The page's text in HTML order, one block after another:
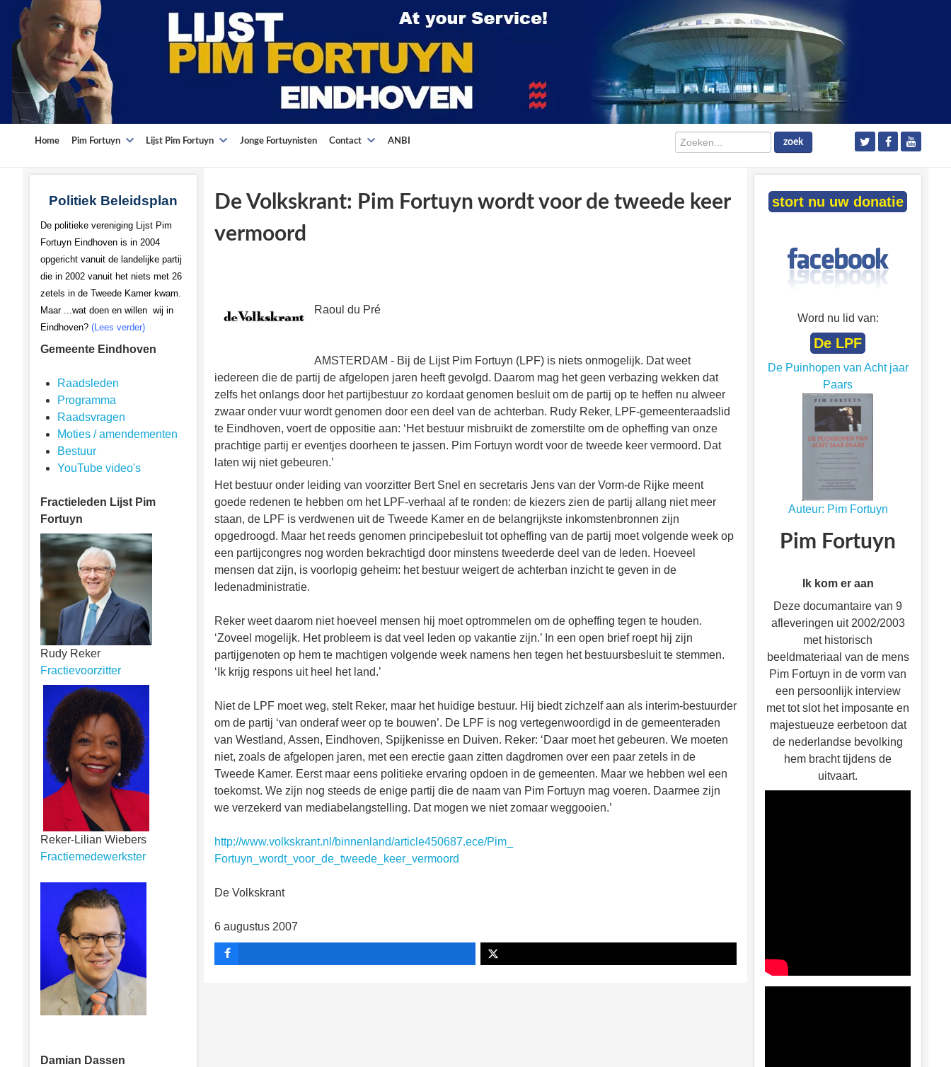
Home Pim Fortuyn Lijst Pim Fortuyn Jonge Fortuynisten Contact ANBI Zoeken... zoek
Politiek Beleidsplan
De politieke vereniging Lijst Pim
Fortuyn Eindhoven is in 2004
opgericht vanuit de landelijke partij
die in 2002 vanuit het niets met 26
zetels in de Tweede Kamer kwam.
Maar ...wat doen en willen wij in
Eindhoven? (Lees verder)
Gemeente Eindhoven
Raadsleden
Programma
Raadsvragen
Moties / amendementen
Bestuur
YouTube video's
Fractieleden Lijst Pim
Fortuyn
Rudy Reker
Fractievoorzitter
Reker-Lilian Wiebers
Fractiemedewerkster
Damian Dassen
De Volkskrant: Pim Fortuyn wordt voor de tweede keer
vermoord
Raoul du Pré
AMSTERDAM - Bij de Lijst Pim Fortuyn (LPF) is niets onmogelijk. Dat weet
iedereen die de partij de afgelopen jaren heeft gevolgd. Daarom mag het geen verbazing wekken dat
zelfs het onlangs door het partijbestuur zo kordaat genomen besluit om de partij op te heffen nu alweer
zwaar onder vuur wordt genomen door een deel van de achterban. Rudy Reker, LPF-gemeenteraadslid
te Eindhoven, voert de oppositie aan: ‘Het bestuur misbruikt de zomerstilte om de opheffing van onze
prachtige partij er eventjes doorheen te jassen. Pim Fortuyn wordt voor de tweede keer vermoord. Dat
laten wij niet gebeuren.’
Het bestuur onder leiding van voorzitter Bert Snel en secretaris Jens van der Vorm-de Rijke meent
goede redenen te hebben om het LPF-verhaal af te ronden: de kiezers zien de partij allang niet meer
staan, de LPF is verdwenen uit de Tweede Kamer en de belangrijkste inkomstenbronnen zijn
opgedroogd. Maar het reeds genomen principebesluit tot opheffing van de partij moet volgende week op
een partijcongres nog worden bekrachtigd door minstens tweederde deel van de leden. Hoeveel
mensen dat zijn, is voorlopig geheim: het bestuur weigert de achterban inzicht te geven in de
ledenadministratie.
Reker weet daarom niet hoeveel mensen hij moet optrommelen om de opheffing tegen te houden.
‘Zoveel mogelijk. Het probleem is dat veel leden op vakantie zijn.’ In een open brief roept hij zijn
partijgenoten op hem te machtigen volgende week namens hen tegen het bestuursbesluit te stemmen.
‘Ik krijg respons uit heel het land.’
Niet de LPF moet weg, stelt Reker, maar het huidige bestuur. Hij biedt zichzelf aan als interim-bestuurder
om de partij ‘van onderaf weer op te bouwen’. De LPF is nog vertegenwoordigd in de gemeenteraden
van Westland, Assen, Eindhoven, Spijkenisse en Duiven. Reker: ‘Daar moet het gebeuren. We moeten
niet, zoals de afgelopen jaren, met een erectie gaan zitten dagdromen over een paar zetels in de
Tweede Kamer. Eerst maar eens politieke ervaring opdoen in de gemeenten. Maar we hebben wel een
toekomst. We zijn nog steeds de enige partij die de naam van Pim Fortuyn mag voeren. Daarmee zijn
we verzekerd van mediabelangstelling. Dat mogen we niet zomaar weggooien.’
http://www.volkskrant.nl/binnenland/article450687.ece/Pim_
Fortuyn_wordt_voor_de_tweede_keer_vermoord
De Volkskrant
6 augustus 2007
stort nu uw donatie
Word nu lid van:
De LPF
De Puinhopen van Acht jaar
Paars
Auteur: Pim Fortuyn
Pim Fortuyn
Ik kom er aan
Deze documantaire van 9
afleveringen uit 2002/2003
met historisch
beeldmateriaal van de mens
Pim Fortuyn in de vorm van
een persoonlijk interview
met tot slot het imposante en
majestueuze eerbetoon dat
de nederlandse bevolking
hem bracht tijdens de
uitvaart.